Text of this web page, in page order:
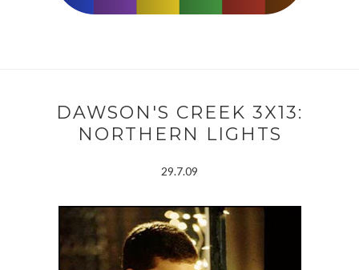
DAWSON'S CREEK 3X13:
NORTHERN LIGHTS
29.7.09